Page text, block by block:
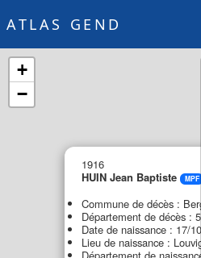
ATLAS GEND
1916
HUIN Jean Baptiste
MPF
Commune de décès :
Département de décès :
Date de naissance : 17/
Lieu de naissance :
+
−